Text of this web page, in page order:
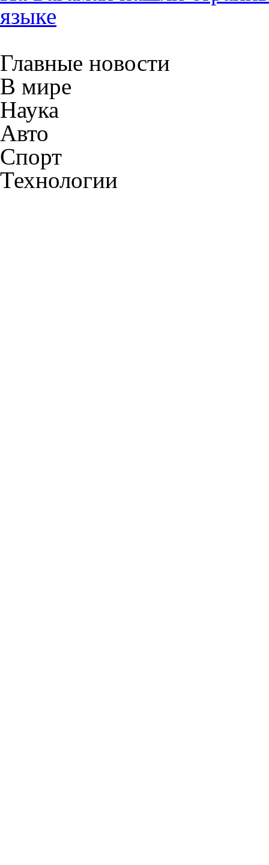
языке
Главные новости
В мире
Наука
Авто
Спорт
Технологии